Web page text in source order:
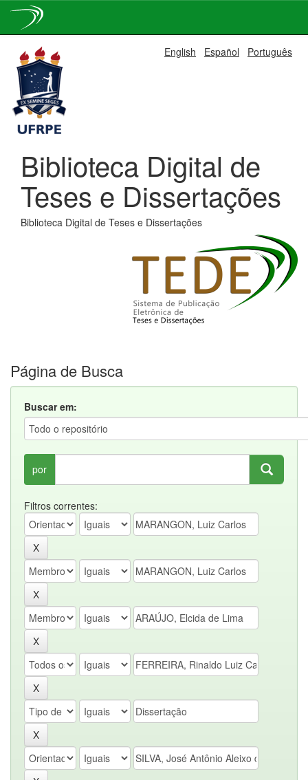
navigation
English Español Português
Biblioteca Digital de
Teses e Dissertações
Biblioteca Digital de Teses e Dissertações
Página de Busca
Buscar em:
por
Filtros correntes: